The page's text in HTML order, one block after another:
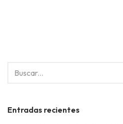
Entradas recientes